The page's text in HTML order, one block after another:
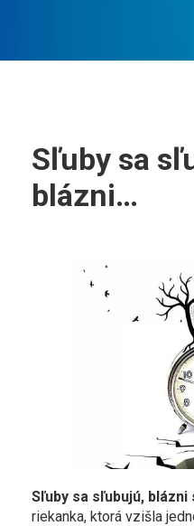
Sľuby sa
blázni…
Sľuby sa sľubujú, blázni
riekanka, ktorá vzišla